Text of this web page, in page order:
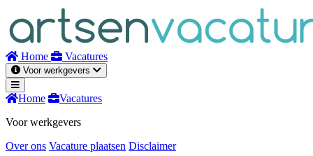
inhoud
Home Vacatures
Voor werkgevers
Home
Vacatures
Voor werkgevers
Over ons Vacature plaatsen Disclaimer